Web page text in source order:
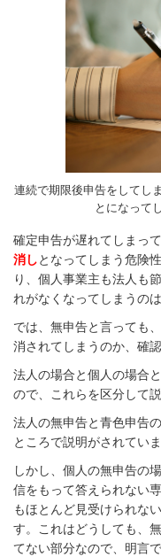
連続で期限後申告をしてし
とになって
確定申告が遅れてしまっ
消しとなってしまう危険
り、個人事業主も法人も
れがなくなってしまうのは
では、無申告と言っても
消されてしまうのか、確
法人の場合と個人の場合
ので、これらを区分して
法人の無申告と青色申告
ところで説明がされていま
しかし、個人の無申告の
信をもって答えられない
もほとんど見受けられな
す。これはどうしても、
てない部分なので、明言